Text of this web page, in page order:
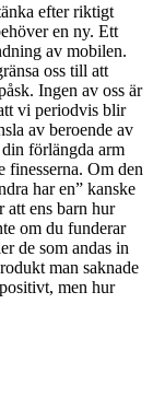
efter riktigt
en ny. Ett
av mobilen.
oss till att
Ingen av oss är
vi periodvis blir
av beroende av
förlängda arm
finesserna. Om den
har en” kanske
att ens barn hur
om du funderar
de som andas in
man saknade
men hur